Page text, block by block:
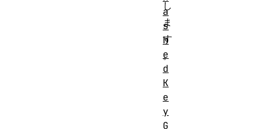
し
ま
す
。
a
s
h
e
d
K
e
y
G